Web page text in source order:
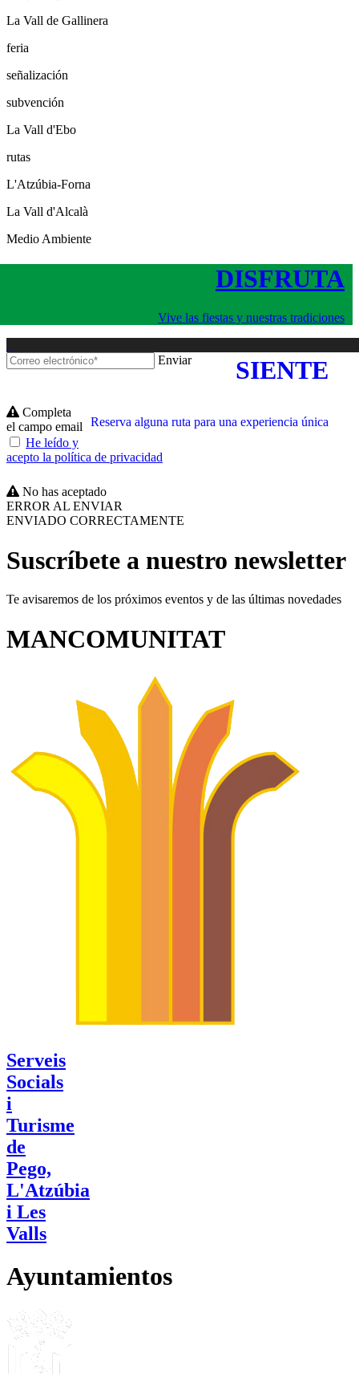
La Vall de Gallinera
feria
señalización
subvención
La Vall d'Ebo
rutas
L'Atzúbia-Forna
La Vall d'Alcalà
Medio Ambiente
DISFRUTA
Vive las fiestas y nuestras tradiciones
SIENTE
Reserva alguna ruta para una experiencia única
Enviar
Completa
el campo email
He leído y
acepto la política de privacidad
No has aceptado
ERROR AL ENVIAR
ENVIADO CORRECTAMENTE
Suscríbete a nuestro newsletter
Te avisaremos de los próximos eventos y de las últimas novedades
MANCOMUNITAT
Serveis
Socials
i
Turisme
de
Pego,
L'Atzúbia
i Les
Valls
Ayuntamientos